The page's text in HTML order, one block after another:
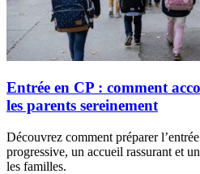
Entrée en CP : comment
les parents sereinement
Découvrez comment préparer
progressive, un accueil rassurant et
les familles.